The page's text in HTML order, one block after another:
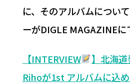
に、そのアルバムについ
ーがDIGLE MAGAZINEに
【INTERVIEW
】北海
Rihoが1st アルバムに込